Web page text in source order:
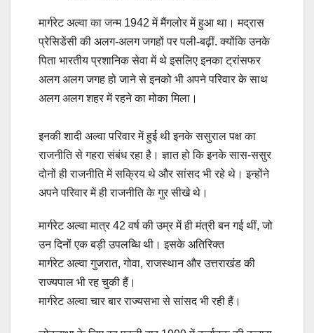
मार्गरेट अल्वा का जन्म 1942 में मैंगलोर में हुआ था। मद्रास
प्रेसिडेंसी की अलग-अलग जगहों पर पली-बढ़ीं. क्योंकि उनके
पिता भारतीय प्रशानिक सेवा में थे इसलिए इनका ट्रांसफर
अलग अलग जगह हो जाने से इनको भी अपने परिवार के साथ
अलग अलग शहर में रहने का मोका मिला।
इनकी शादी अल्वा परिवार में हुई थी इनके ससुराल पक्ष का
राजनीति से गहरा संबंध रहा है। ज्ञात हो कि इनके सास-ससुर
दोनों ही राजनीति में सक्रिय थे और सांसद भी रहे थे। इन्होंने
अपने परिवार में ही राजनीति के गुर सीखे थे।
मार्गरेट अल्वा मात्र 42 वर्ष की उम्र में ही मंत्री बन गई थीं, जो
उन दिनों एक बड़ी उपलब्धि थी। इसके अतिरिक्त
मार्गरेट अल्वा गुजरात, गोवा, राजस्थान और उत्तराखंड की
राज्यपाल भी रह चुकी हैं।
मार्गरेट अल्वा चार बार राज्यसभा से सांसद भी रही हैं।